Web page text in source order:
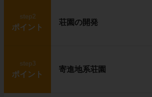
step2
ポイント
荘園の開発
step3
ポイント
寄進地系荘園